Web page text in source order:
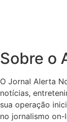
Sobre o
O Jornal Alerta
notícias,
sua operação
no jornalismo on-